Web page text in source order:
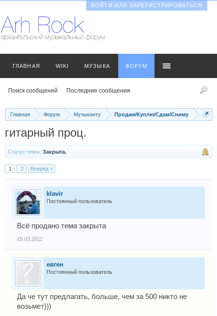
ВОЙТИ ИЛИ ЗАРЕГИСТРИРОВАТЬСЯ
Главная Форум Музыканту Продам/Куплю/Сдам/Сниму
гитарный проц.
Статус темы: Закрыта.
1 2 Вперёд >
klavir
Постоянный пользователь
Всё продано тема закрыта
15.03.2011
евген
Постоянный пользователь
Да че тут предлагать, больше, чем за 500 никто не
возьмет)))
ГЛАВНАЯ WIKI МУЗЫКА ФОРУМ
Поиск сообщений Последние сообщения